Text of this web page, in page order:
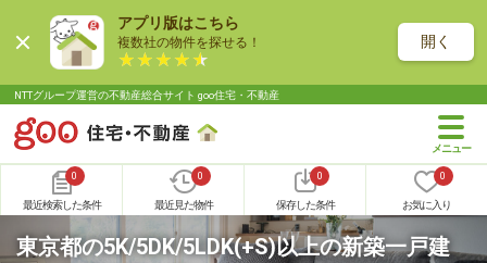
アプリ版はこちら
複数社の物件を探せる！ 開く
NTTグループ運営の不動産総合サイト goo住宅・不動産
0
最近検索した条件
0
最近見た物件
0
保存した条件
0
お気に入り
東京都の5K/5DK/5LDK(+S)以上の新築一戸建